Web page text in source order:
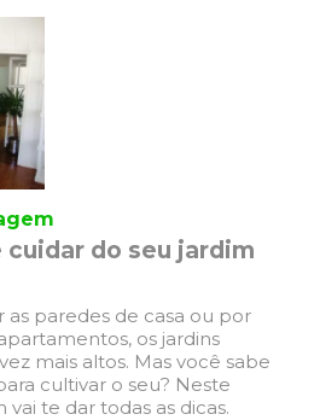
cuidar do seu jardim
as paredes de casa ou por
os jardins
mais altos. Mas você sabe
cultivar o seu? Neste
te dar todas as dicas.